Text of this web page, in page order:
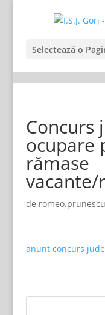
Selectează o
Concurs
ocupare
rămase
vacante/
de romeo.prunescu
anunt concurs